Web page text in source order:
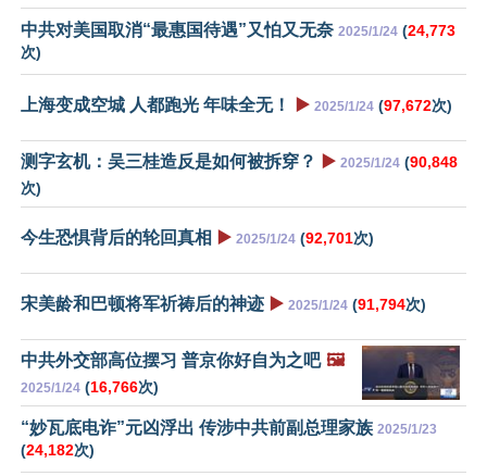
中共对美国取消“最惠国待遇”又怕又无奈 2025/1/24 (24,773
次)
上海变成空城 人都跑光 年味全无！ ▶️ 2025/1/24 (97,672次)
测字玄机：吴三桂造反是如何被拆穿？ ▶️ 2025/1/24 (90,848
次)
今生恐惧背后的轮回真相 ▶️ 2025/1/24 (92,701次)
宋美龄和巴顿将军祈祷后的神迹 ▶️ 2025/1/24 (91,794次)
中共外交部高位摆习 普京你好自为之吧 🖼️
2025/1/24 (16,766次)
“妙瓦底电诈”元凶浮出 传涉中共前副总理家族 2025/1/23
(24,182次)